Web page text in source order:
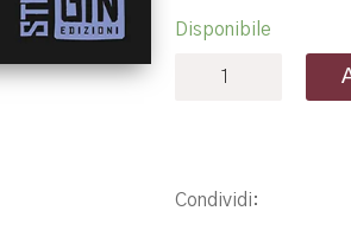
Disponibile
quantità
Condividi: